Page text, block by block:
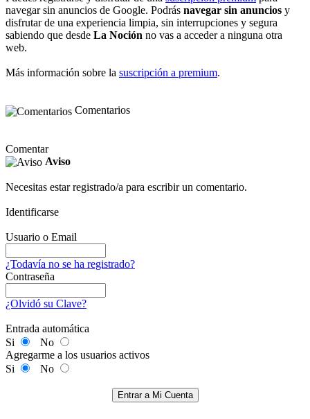
navegar sin anuncios de Google. Podrás navegar sin anuncios y
disfrutar de una experiencia limpia, sin interrupciones y segura
sabiendo que desde La Noción no vas a acceder a ninguna otra
web.
Más información sobre la suscripción a premium.
Comentarios
Comentar
Aviso
Necesitas estar registrado/a para escribir un comentario.
Identificarse
Usuario o Email
¿Todavía no se ha registrado?
Contraseña
¿Olvidó su Clave?
Entrada automática
Si
No
Agregarme a los usuarios activos
Si
No
Entrar a Mi Cuenta